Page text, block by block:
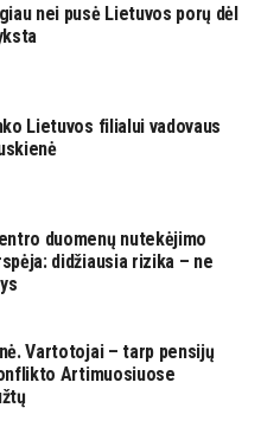
nei pusė Lietuvos porų dėl
Lietuvos filialui vadovaus
duomenų nutekėjimo
didžiausia rizika – ne
Vartotojai – tarp pensijų
Artimuosiuose